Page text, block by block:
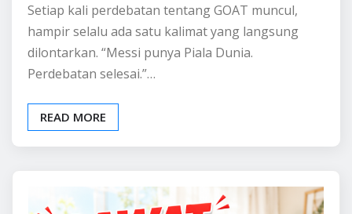
Setiap kali perdebatan tentang GOAT muncul,
hampir selalu ada satu kalimat yang langsung
dilontarkan. “Messi punya Piala Dunia.
Perdebatan selesai.”…
READ MORE